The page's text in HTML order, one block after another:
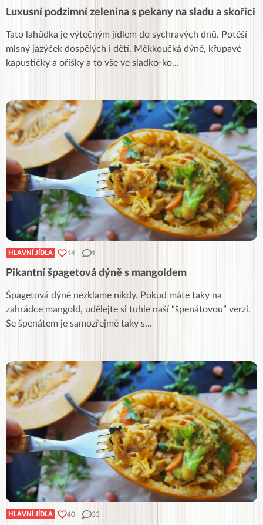
Luxusní podzimní zelenina s pekany na sladu a skořici
Tato lahůdka je výtečným jídlem do sychravých dnů. Potěší
mlsný jazýček dospělých i dětí. Měkkoučká dýně, křupavé
kapustičky a oříšky a to vše ve sladko-ko...
HLAVNÍ JÍDLA 14 1
Pikantní špagetová dýně s mangoldem
Špagetová dýně nezklame nikdy. Pokud máte taky na
zahrádce mangold, udělejte si tuhle naší “špenátovou” verzi.
Se špenátem je samozřejmě taky s...
HLAVNÍ JÍDLA 40 33